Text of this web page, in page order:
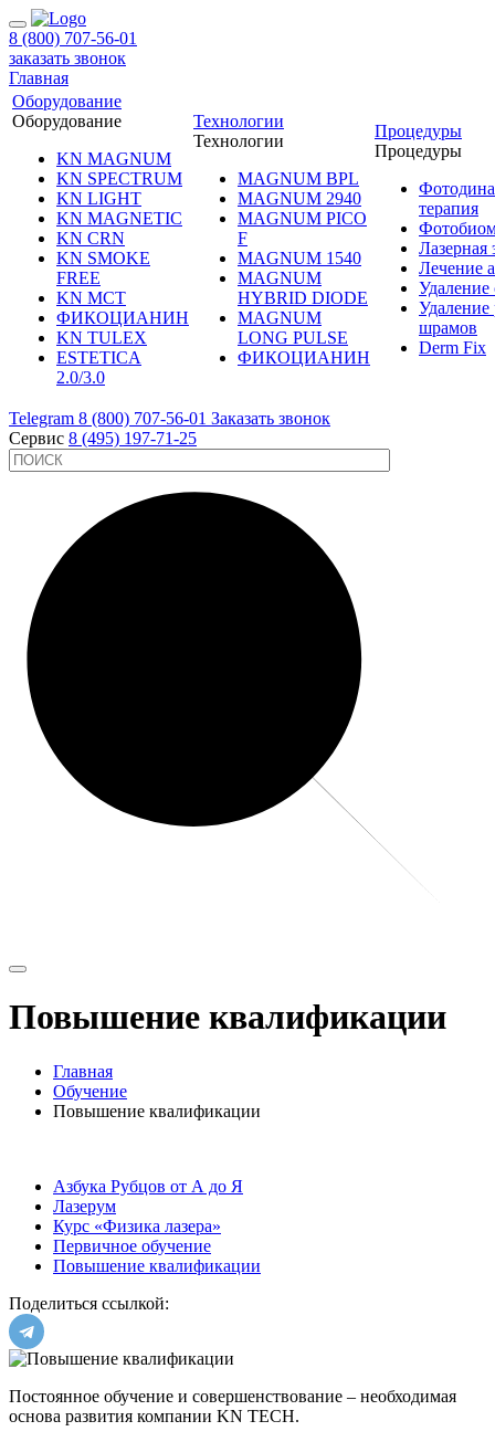
8 (800) 707-56-01
заказать звонок
Главная
Оборудование
Оборудование
KN MAGNUM
KN SPECTRUM
KN LIGHT
KN MAGNETIC
KN CRN
KN SMOKE
FREE
KN MCT
ФИКОЦИАНИН
KN TULEX
ESTETICA
2.0/3.0
Технологии
Технологии
MAGNUM BPL
MAGNUM 2940
MAGNUM PICO
F
MAGNUM 1540
MAGNUM
HYBRID DIODE
MAGNUM
LONG PULSE
ФИКОЦИАНИН
Процедуры
Процедуры
терапия
Лазерная
Лечение
Удаление
шрамов
Derm Fix
Telegram 8 (800) 707-56-01 Заказать звонок
Сервис 8 (495) 197-71-25
Повышение квалификации
Главная
Обучение
Повышение квалификации
Азбука Рубцов от А до Я
Лазерум
Курс «Физика лазера»
Первичное обучение
Повышение квалификации
Поделиться ссылкой:
Постоянное обучение и совершенствование – необходимая
основа развития компании KN TECH.